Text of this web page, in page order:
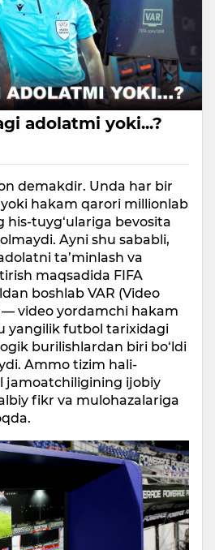
adolatmi yoki...?
demakdir. Unda har bir
hakam qarori millionlab
tuyg‘ulariga bevosita
Ayni shu sababli,
ta’minlash va
maqsadida FIFA
boshlab VAR (Video
— video yordamchi hakam
yangilik futbol tarixidagi
burilishlardan biri bo‘ldi
Ammo tizim hali-
jamoatchiligining ijobiy
fikr va mulohazalariga